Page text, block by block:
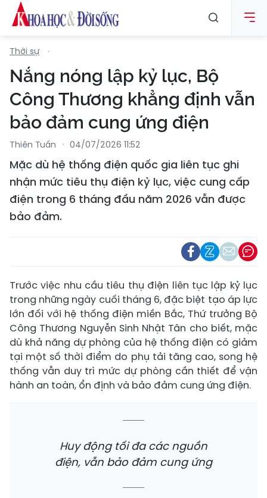
Thời sự
Nắng nóng lập kỷ lục, Bộ
Công Thương khẳng định vẫn
bảo đảm cung ứng điện
Thiên Tuấn 04/07/2026 11:52
Mặc dù hệ thống điện quốc gia liên tục ghi
nhận mức tiêu thụ điện kỷ lục, việc cung cấp
điện trong 6 tháng đầu năm 2026 vẫn được
bảo đảm.
Trước việc nhu cầu tiêu thụ điện liên tục lập kỷ lục
trong những ngày cuối tháng 6, đặc biệt tạo áp lực
lớn đối với hệ thống điện miền Bắc, Thứ trưởng Bộ
Công Thương Nguyễn Sinh Nhật Tân cho biết, mặc
dù khả năng dự phòng của hệ thống điện có giảm
tại một số thời điểm do phụ tải tăng cao, song hệ
thống vẫn duy trì mức dự phòng cần thiết để vận
hành an toàn, ổn định và bảo đảm cung ứng điện.
Huy động tối đa các nguồn
điện, vẫn bảo đảm cung ứng